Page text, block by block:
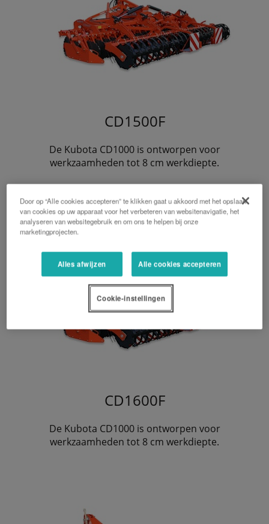
CD1500F
De Kubota CD1000 is ontworpen voor
werkzaamheden tot 8 cm werkdiepte.
CD1600F
De Kubota CD1000 is ontworpen voor
werkzaamheden tot 8 cm werkdiepte.
Door op “Alle cookies accepteren” te klikken gaat u akkoord met het opslaan
van cookies op uw apparaat voor het verbeteren van websitenavigatie, het
analyseren van websitegebruik en om ons te helpen bij onze
marketingprojecten.
Alles afwijzen Alle cookies accepteren
Cookie-instellingen